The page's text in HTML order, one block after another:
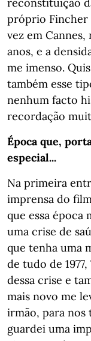
próprio Fincher
vez em
anos, e a
me imenso.
também esse
nenhum facto
recordação
Época que,
especial...
Na primeira
imprensa do
que essa época
uma crise de
que tenha uma
de tudo de
dessa crise e
mais novo me
irmão, para nos
guardei uma